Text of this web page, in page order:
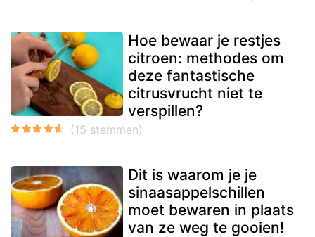
Hoe bewaar je restjes
citroen: methodes om
deze fantastische
citrusvrucht niet te
verspillen?
Dit is waarom je je
sinaasappelschillen
moet bewaren in plaats
van ze weg te gooien!